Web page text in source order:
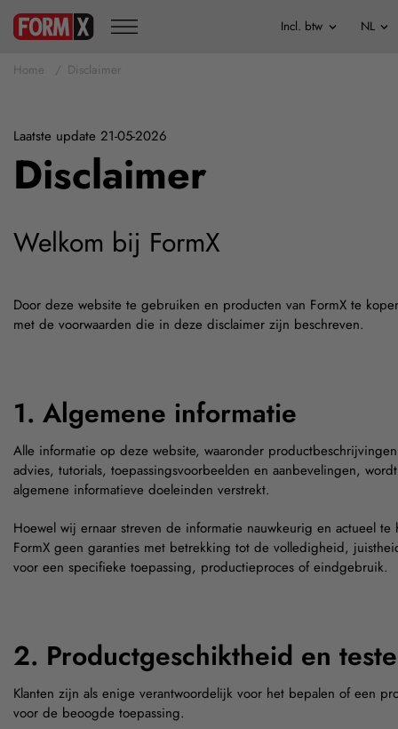
Home Disclaimer
Laatste update 21-05-2026
Disclaimer
Welkom bij FormX
Door deze website te gebruiken en producten van FormX te
met de voorwaarden die in deze disclaimer zijn beschreven.
1. Algemene informatie
Alle informatie op deze website, waaronder
advies, tutorials, toepassingsvoorbeelden en aanbevelingen,
algemene informatieve doeleinden verstrekt.
Hoewel wij ernaar streven de informatie nauwkeurig en actueel
FormX geen garanties met betrekking tot de volledigheid,
voor een specifieke toepassing, productieproces of eindgebruik.
2. Productgeschiktheid en
Klanten zijn als enige verantwoordelijk voor het bepalen of een
voor de beoogde toepassing.